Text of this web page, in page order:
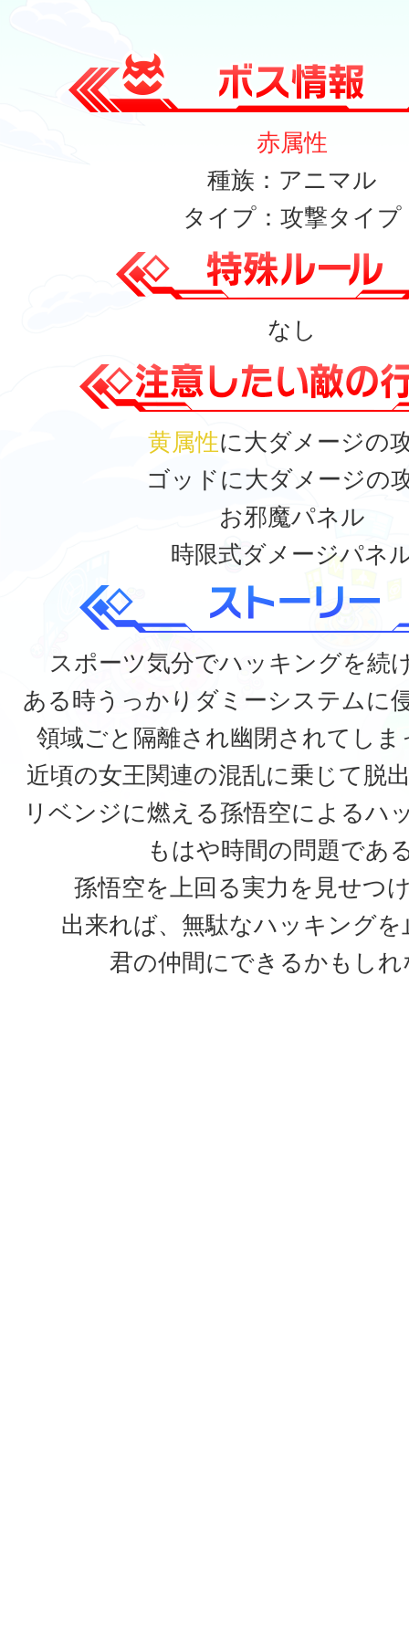
赤属性
種族：アニマル
タイプ：攻撃タイプ
なし
黄属性に大ダメージの
ゴッドに大ダメージの
お邪魔パネル
時限式ダメージパネ
スポーツ気分でハッキングを続
ある時うっかりダミーシステムに
領域ごと隔離され幽閉されてし
近頃の女王関連の混乱に乗じて脱
リベンジに燃える孫悟空によるハ
もはや時間の問題であ
孫悟空を上回る実力を見せつ
出来れば、無駄なハッキング
君の仲間にできるかもしれ